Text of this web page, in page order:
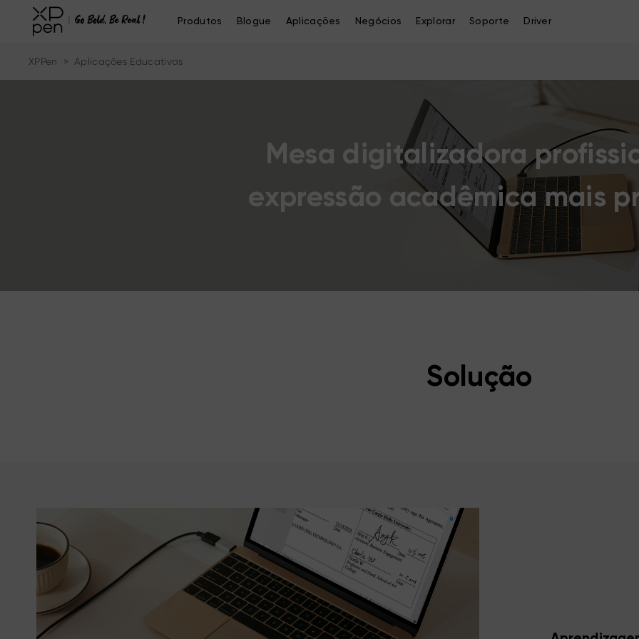
Produtos Blogue Aplicações Negócios Explorar Soporte Driver
XPPen > Aplicações Educativas
Mesa digitalizadora
expressão acadêmica mais
Solução